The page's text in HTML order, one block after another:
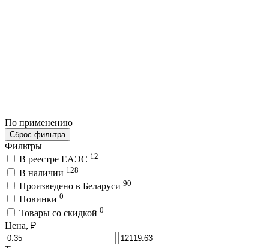
По применению
Сброс фильтра
Фильтры
В реестре ЕАЭС 12
В наличии 128
Произведено в Беларуси 90
Новинки 0
Товары со скидкой 0
Цена, ₽